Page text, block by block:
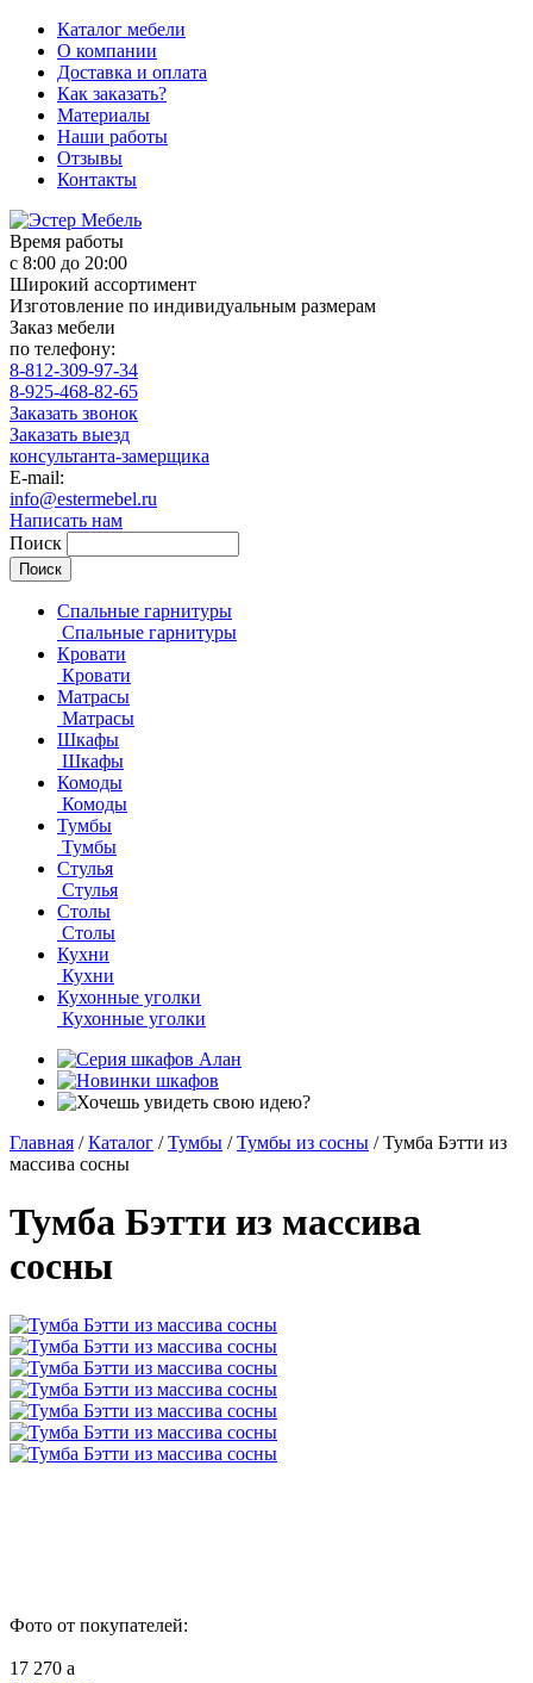
Каталог мебели
О компании
Доставка и оплата
Как заказать?
Материалы
Наши работы
Отзывы
Контакты
Время работы
с 8:00 до 20:00
Широкий ассортимент
Изготовление по индивидуальным размерам
Заказ мебели
по телефону:
8-812-309-97-34
8-925-468-82-65
Заказать звонок
Заказать выезд
консультанта-замерщика
E-mail:
info@estermebel.ru
Написать нам
Поиск
Спальные гарнитуры
Спальные гарнитуры
Кровати
Кровати
Матрасы
Матрасы
Шкафы
Шкафы
Комоды
Комоды
Тумбы
Тумбы
Стулья
Стулья
Столы
Столы
Кухни
Кухни
Кухонные уголки
Кухонные уголки
Главная / Каталог / Тумбы / Тумбы из сосны / Тумба Бэтти из
массива сосны
Тумба Бэтти из массива
сосны
Фото от покупателей:
17 270 a